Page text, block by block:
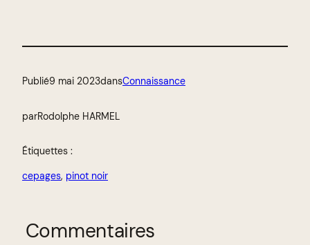
Publié9 mai 2023dansConnaissance
parRodolphe HARMEL
Étiquettes :
cepages, pinot noir
Commentaires